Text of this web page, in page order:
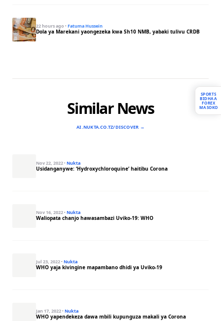
22 hours ago · Fatuma Hussein
Dola ya Marekani yaongezeka kwa Sh10 NMB, yabaki tulivu CRDB
Similar News
AI.NUKTA.CO.TZ/DISCOVER →
Nov 22, 2022· Nukta
Usidanganywe: ‘Hydroxychloroquine’ haitibu Corona
Nov 16, 2022· Nukta
Waliopata chanjo hawasambazi Uviko-19: WHO
Jul 23, 2022· Nukta
WHO yaja kivingine mapambano dhidi ya Uviko-19
Jan 17, 2022· Nukta
WHO yapendekeza dawa mbili kupunguza makali ya Corona
SPORTS
BIDHAA
FOREX
MASOKO